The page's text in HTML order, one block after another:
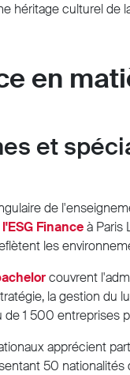
héritage culturel de
en
et
de
l'ESG Financeà Paris
les
couvrent
la gestion du
1 500 entreprises
apprécient
50